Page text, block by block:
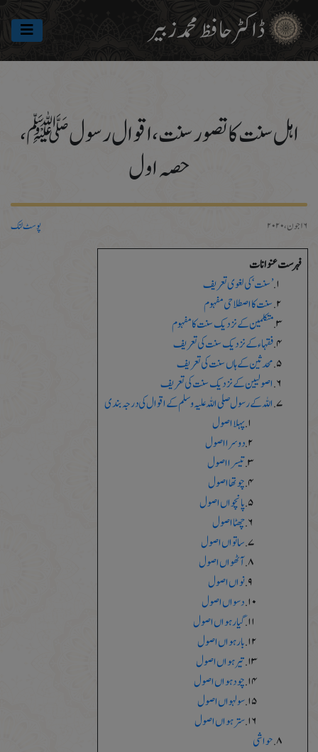
ڈاکٹرحافظ محمد زبیر
اہل سنت کا تصور سنت، اقوال رسولﷺ،
حصہ اول
۱۶ جون، ۲۰۲۰ پوسٹ لنک
فہرست عنوانات
’سنت ‘کی لغوی تعریف
سنت کا اصطلاحی مفہوم
متکلمین کے نزدیک سنت کا مفہوم
فقہاء کے نزدیک سنت کی تعریف
محدثین کے ہاں سنت کی تعریف
اصولیین کے نزدیک سنت کی تعریف
اللہ کے رسول صلی اللہ علیہ وسلم کے اقوال کی درجہ بندی
پہلا اصول
دوسرا اصول
تیسرا اصول
چوتھا اصول
پانچواں اصول
چھٹا اصول
ساتواں اصول
آٹھواں اصول
نواں اصول
دسواں اصول
گیارہواں اصول
بارہواں اصول
تیرہواں اصول
چودہواں اصول
سولہواں اصول
سترہواں اصول
حواشی